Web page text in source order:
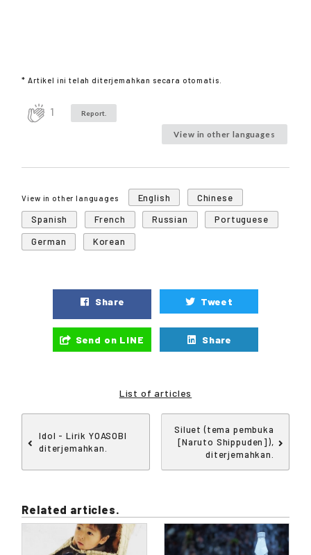
* Artikel ini telah diterjemahkan secara otomatis.
1 Report.
View in other languages
View in other languages English
Chinese
Spanish
French Russian
Portuguese
German
Korean
Share Tweet
Send on LINE Share
List of articles
Idol - Lirik YOASOBI
diterjemahkan.
Siluet (tema pembuka
[Naruto Shippuden]),
diterjemahkan.
Related articles.